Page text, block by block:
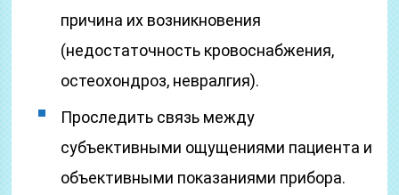
причина их возникновения
(недостаточность кровоснабжения,
остеохондроз, невралгия).
Проследить связь между
субъективными ощущениями пациента и
объективными показаниями прибора.